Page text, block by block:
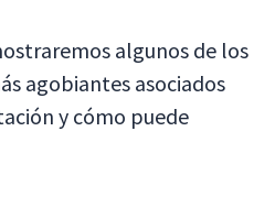
algunos de los
agobiantes asociados
y cómo puede